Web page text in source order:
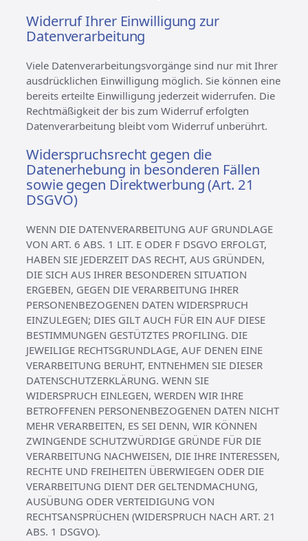
Widerruf Ihrer Einwilligung zur
Datenverarbeitung
Viele Datenverarbeitungsvorgänge sind nur mit Ihrer
ausdrücklichen Einwilligung möglich. Sie können eine
bereits erteilte Einwilligung jederzeit widerrufen. Die
Rechtmäßigkeit der bis zum Widerruf erfolgten
Datenverarbeitung bleibt vom Widerruf unberührt.
Widerspruchsrecht gegen die
Datenerhebung in besonderen Fällen
sowie gegen Direktwerbung (Art. 21
DSGVO)
WENN DIE DATENVERARBEITUNG AUF GRUNDLAGE
VON ART. 6 ABS. 1 LIT. E ODER F DSGVO ERFOLGT,
HABEN SIE JEDERZEIT DAS RECHT, AUS GRÜNDEN,
DIE SICH AUS IHRER BESONDEREN SITUATION
ERGEBEN, GEGEN DIE VERARBEITUNG IHRER
PERSONENBEZOGENEN DATEN WIDERSPRUCH
EINZULEGEN; DIES GILT AUCH FÜR EIN AUF DIESE
BESTIMMUNGEN GESTÜTZTES PROFILING. DIE
JEWEILIGE RECHTSGRUNDLAGE, AUF DENEN EINE
VERARBEITUNG BERUHT, ENTNEHMEN SIE DIESER
DATENSCHUTZERKLÄRUNG. WENN SIE
WIDERSPRUCH EINLEGEN, WERDEN WIR IHRE
BETROFFENEN PERSONENBEZOGENEN DATEN NICHT
MEHR VERARBEITEN, ES SEI DENN, WIR KÖNNEN
ZWINGENDE SCHUTZWÜRDIGE GRÜNDE FÜR DIE
VERARBEITUNG NACHWEISEN, DIE IHRE INTERESSEN,
RECHTE UND FREIHEITEN ÜBERWIEGEN ODER DIE
VERARBEITUNG DIENT DER GELTENDMACHUNG,
AUSÜBUNG ODER VERTEIDIGUNG VON
RECHTSANSPRÜCHEN (WIDERSPRUCH NACH ART. 21
ABS. 1 DSGVO).